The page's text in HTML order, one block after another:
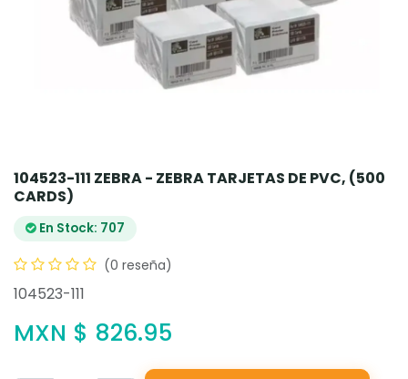
104523-111 ZEBRA - ZEBRA TARJETAS DE PVC, (500
CARDS)
En Stock: 707
(0 reseña)
104523-111
MXN $ 826.95